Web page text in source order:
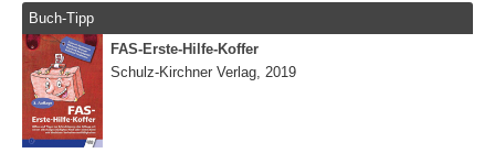
Buch-Tipp
FAS-Erste-Hilfe-Koffer
Schulz-Kirchner Verlag, 2019